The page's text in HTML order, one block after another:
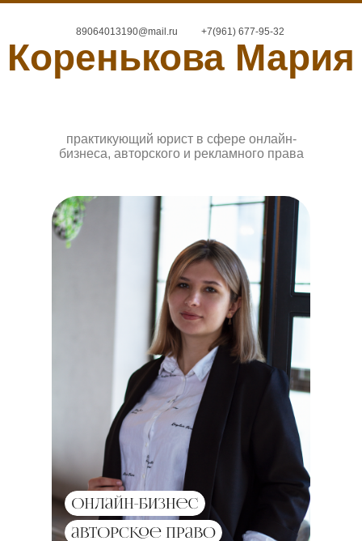
89064013190@mail.ru +7(961) 677-95-32
Коренькова Мария
практикующий юрист в сфере онлайн-
бизнеса, авторского и рекламного права